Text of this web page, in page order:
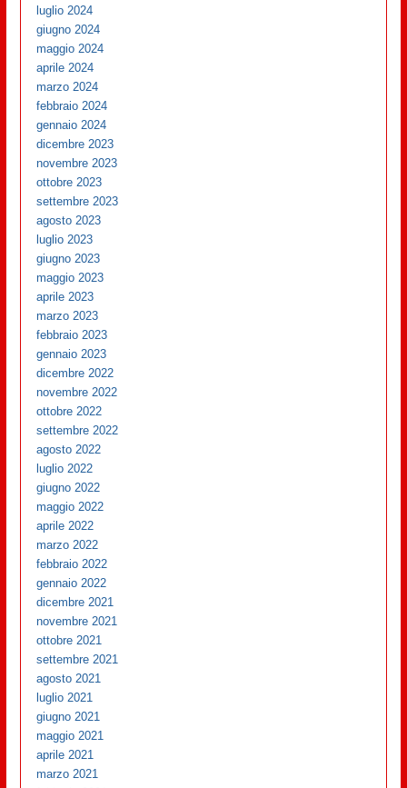
luglio 2024
giugno 2024
maggio 2024
aprile 2024
marzo 2024
febbraio 2024
gennaio 2024
dicembre 2023
novembre 2023
ottobre 2023
settembre 2023
agosto 2023
luglio 2023
giugno 2023
maggio 2023
aprile 2023
marzo 2023
febbraio 2023
gennaio 2023
dicembre 2022
novembre 2022
ottobre 2022
settembre 2022
agosto 2022
luglio 2022
giugno 2022
maggio 2022
aprile 2022
marzo 2022
febbraio 2022
gennaio 2022
dicembre 2021
novembre 2021
ottobre 2021
settembre 2021
agosto 2021
luglio 2021
giugno 2021
maggio 2021
aprile 2021
marzo 2021